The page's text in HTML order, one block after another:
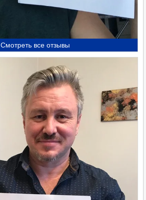
Смотреть все отзывы